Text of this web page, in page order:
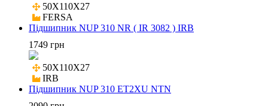
50X110X27
FERSA
Підшипник NUP 310 NR ( IR 3082 ) IRB
1749 грн
50X110X27
IRB
Підшипник NUP 310 ET2XU NTN